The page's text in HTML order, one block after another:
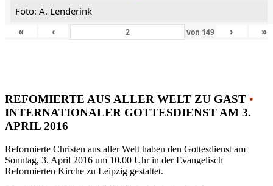
Foto: A. Lenderink
«
‹ von 149 › »
REFOMIERTE AUS ALLER WELT ZU GAST •
INTERNATIONALER GOTTESDIENST AM 3.
APRIL 2016
Reformierte Christen aus aller Welt haben den Gottesdienst am
Sonntag, 3. April 2016 um 10.00 Uhr in der Evangelisch
Reformierten Kirche zu Leipzig gestaltet.